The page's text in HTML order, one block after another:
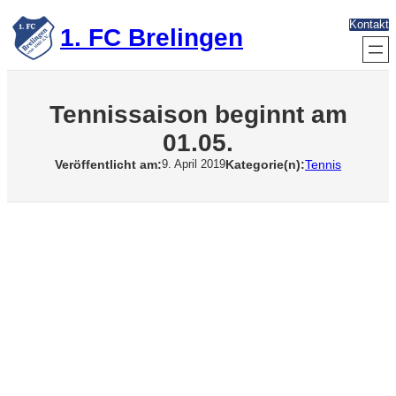
Zum
Inhalt
springen 1. FC Brelingen Kontakt
Tennissaison beginnt am
01.05.
Veröffentlicht am:9. April 2019Kategorie(n):Tennis